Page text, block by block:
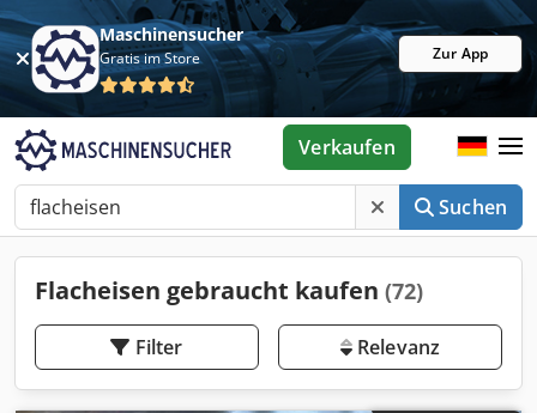
Maschinensucher
Gratis im Store Zur App
Suchen
Verkaufen
Flacheisen gebraucht kaufen (72)
Filter Relevanz